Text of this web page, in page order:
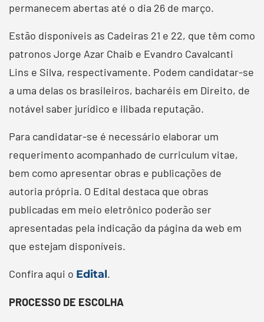
permanecem abertas até o dia 26 de março.
Estão disponíveis as Cadeiras 21 e 22, que têm como
patronos Jorge Azar Chaib e Evandro Cavalcanti
Lins e Silva, respectivamente. Podem candidatar-se
a uma delas os brasileiros, bacharéis em Direito, de
notável saber jurídico e ilibada reputação.
Para candidatar-se é necessário elaborar um
requerimento acompanhado de curriculum vitae,
bem como apresentar obras e publicações de
autoria própria. O Edital destaca que obras
publicadas em meio eletrônico poderão ser
apresentadas pela indicação da página da web em
que estejam disponíveis.
Confira aqui o Edital.
PROCESSO DE ESCOLHA